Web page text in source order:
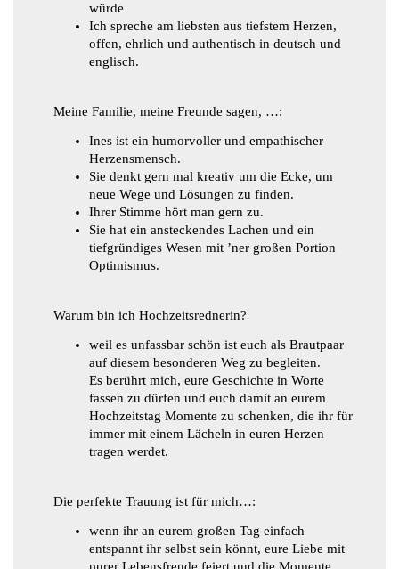
würde
Ich spreche am liebsten aus tiefstem Herzen,
offen, ehrlich und authentisch in deutsch und
englisch.
Meine Familie, meine Freunde sagen, …:
Ines ist ein humorvoller und empathischer
Herzensmensch.
Sie denkt gern mal kreativ um die Ecke, um
neue Wege und Lösungen zu finden.
Ihrer Stimme hört man gern zu.
Sie hat ein ansteckendes Lachen und ein
tiefgründiges Wesen mit ’ner großen Portion
Optimismus.
Warum bin ich Hochzeitsrednerin?
weil es unfassbar schön ist euch als Brautpaar
auf diesem besonderen Weg zu begleiten.
Es berührt mich, eure Geschichte in Worte
fassen zu dürfen und euch damit an eurem
Hochzeitstag Momente zu schenken, die ihr für
immer mit einem Lächeln in euren Herzen
tragen werdet.
Die perfekte Trauung ist für mich…:
wenn ihr an eurem großen Tag einfach
entspannt ihr selbst sein könnt, eure Liebe mit